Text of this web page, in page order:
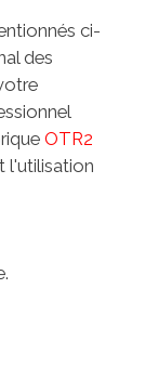
ci-
des
OTR2
l'utilisation